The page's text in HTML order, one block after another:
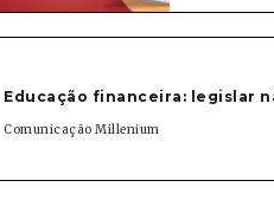
Educação financeira: legislar
Comunicação Millenium